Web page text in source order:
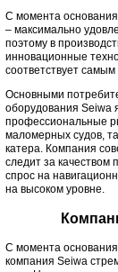
С момента
– максимально
поэтому в
инновационные
соответствует
Основными
оборудования Seiwa
профессиональные
маломерных судов,
катера. Компания
следит за качеством
спрос на
на высоком уровне.
С момента основания
компания Seiwa